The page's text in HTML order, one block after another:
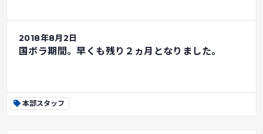
2018年8月2日
国ボラ期間。早くも残り２ヵ月となりました。
本部スタッフ